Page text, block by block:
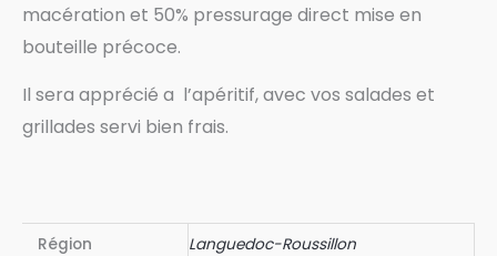
macération et 50% pressurage direct mise en
bouteille précoce.
Il sera apprécié a l’apéritif, avec vos salades et
grillades servi bien frais.
Région Languedoc-Roussillon